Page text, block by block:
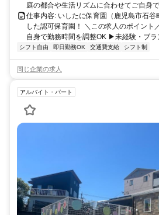
庭の都合や生活リズムに合わせてご自身
仕事内容: いしたに保育園（鹿児島市石谷
した認可保育園！ ＼この求人のポイン
自身で勤務時間を調整OK ▶︎未経験・ブ
シフト自由 即日勤務OK 交通費支給 シフト制
同じ企業の求人
アルバイト・パート